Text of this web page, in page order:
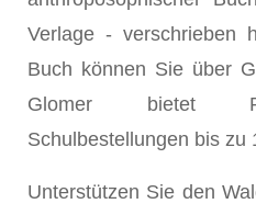
Verlage - verschrieben
Buch können Sie über
Glomer bietet
Schulbestellungen bis zu
Unterstützen Sie den